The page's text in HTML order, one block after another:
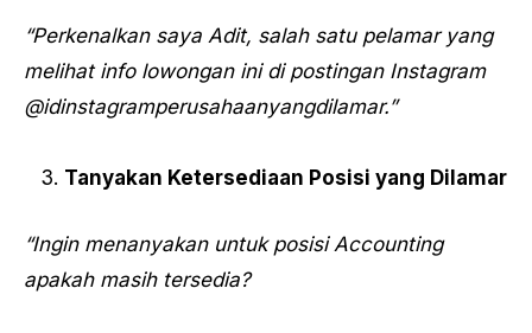
“Perkenalkan saya Adit, salah satu pelamar yang
melihat info lowongan ini di postingan Instagram
@idinstagramperusahaanyangdilamar.”
Tanyakan Ketersediaan Posisi yang Dilamar
“Ingin menanyakan untuk posisi Accounting
apakah masih tersedia?